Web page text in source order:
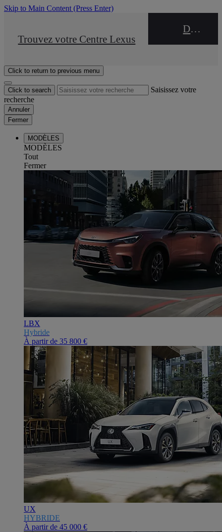
Skip to Main Content (Press Enter)
STOP DRIVE Takata
Trouvez votre Centre Lexus
DEALER NAME
Click to return to previous menu
Click to search
Saisissez votre
recherche
Annuler
Fermer
MODÈLES
MODÈLES
Tout
Fermer
LBX
Hybride
À partir de 35 800 €
UX
HYBRIDE
À partir de 45 000 €